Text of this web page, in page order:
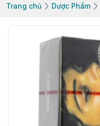
Trang chủ Dược Phẩm